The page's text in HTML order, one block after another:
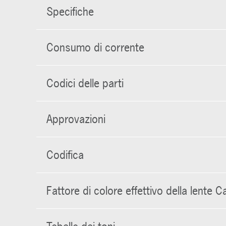
Specifiche
Consumo di corrente
Codici delle parti
Approvazioni
Codifica
Fattore di colore effettivo della lente